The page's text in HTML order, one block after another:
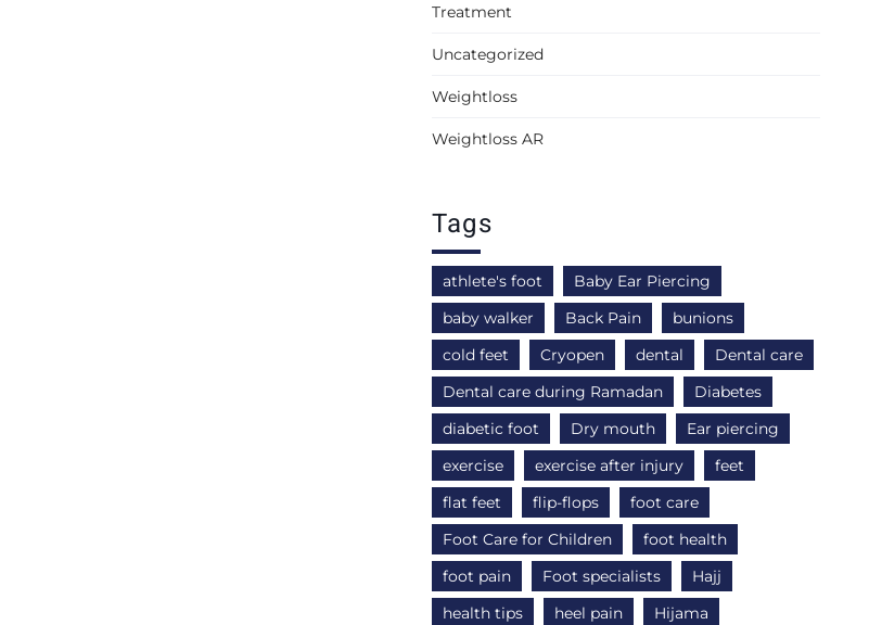
Treatment
Uncategorized
Weightloss
Weightloss AR
Tags
athlete's foot
Baby Ear Piercing
baby walker
Back Pain
bunions
cold feet
Cryopen dental
Dental care
Dental care during Ramadan
Diabetes
diabetic foot
Dry mouth
Ear piercing
exercise
exercise after injury
feet
flat feet
flip-flops
foot care
Foot Care for Children
foot health
foot pain
Foot specialists
Hajj
health tips
heel pain
Hijama